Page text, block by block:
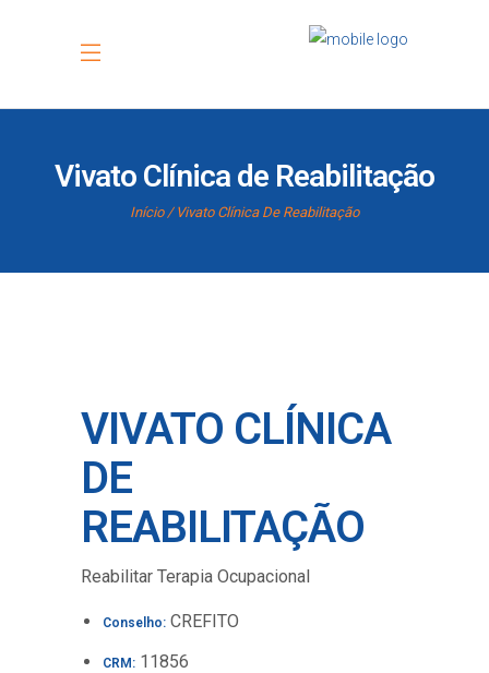
Vivato Clínica de Reabilitação
Início Vivato Clínica De Reabilitação
VIVATO CLÍNICA
DE
REABILITAÇÃO
Reabilitar Terapia Ocupacional
Conselho: CREFITO
CRM: 11856